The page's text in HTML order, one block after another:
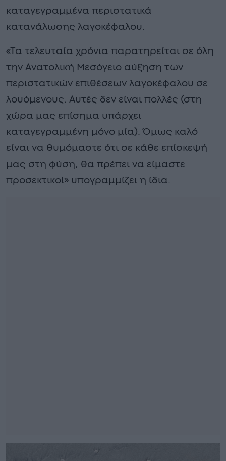
καταγεγραμμένα περιστατικά
κατανάλωσης λαγοκέφαλου.
«Τα τελευταία χρόνια παρατηρείται σε όλη
την Ανατολική Μεσόγειο αύξηση των
περιστατικών επιθέσεων λαγοκέφαλου σε
λουόμενους. Αυτές δεν είναι πολλές (στη
χώρα μας επίσημα υπάρχει
καταγεγραμμένη μόνο μία). Όμως καλό
είναι να θυμόμαστε ότι σε κάθε επίσκεψή
μας στη φύση, θα πρέπει να είμαστε
προσεκτικοί» υπογραμμίζει η ίδια.